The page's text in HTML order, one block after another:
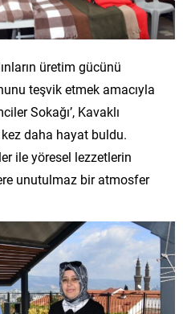
üretim gücünü
teşvik etmek amacıyla
Sokağı’, Kavaklı
daha hayat buldu.
ile yöresel lezzetlerin
unutulmaz bir atmosfer